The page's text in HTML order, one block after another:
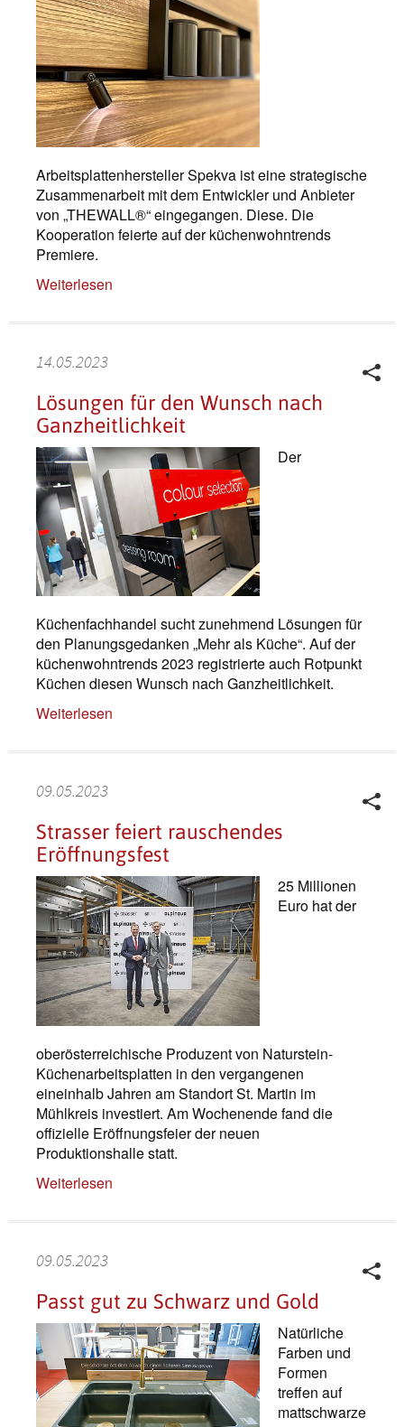
Arbeitsplattenhersteller Spekva ist eine strategische
Zusammenarbeit mit dem Entwickler und Anbieter
von „THEWALL®“ eingegangen. Diese. Die
Kooperation feierte auf der küchenwohntrends
Premiere.
Weiterlesen
14.05.2023
Lösungen für den Wunsch nach
Ganzheitlichkeit
Der
Küchenfachhandel sucht zunehmend Lösungen für
den Planungsgedanken „Mehr als Küche“. Auf der
küchenwohntrends 2023 registrierte auch Rotpunkt
Küchen diesen Wunsch nach Ganzheitlichkeit.
Weiterlesen
09.05.2023
Strasser feiert rauschendes
Eröffnungsfest
25 Millionen
Euro hat der
oberösterreichische Produzent von Naturstein-
Küchenarbeitsplatten in den vergangenen
eineinhalb Jahren am Standort St. Martin im
Mühlkreis investiert. Am Wochenende fand die
offizielle Eröffnungsfeier der neuen
Produktionshalle statt.
Weiterlesen
09.05.2023
Passt gut zu Schwarz und Gold
Natürliche
Farben und
Formen
treffen auf
mattschwarze